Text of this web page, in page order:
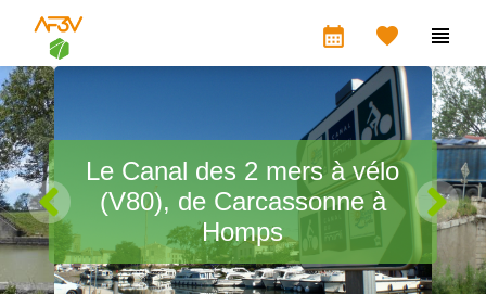
calendar_month  
Le Canal des 2 mers à vélo
(V80), de Carcassonne à
Homps